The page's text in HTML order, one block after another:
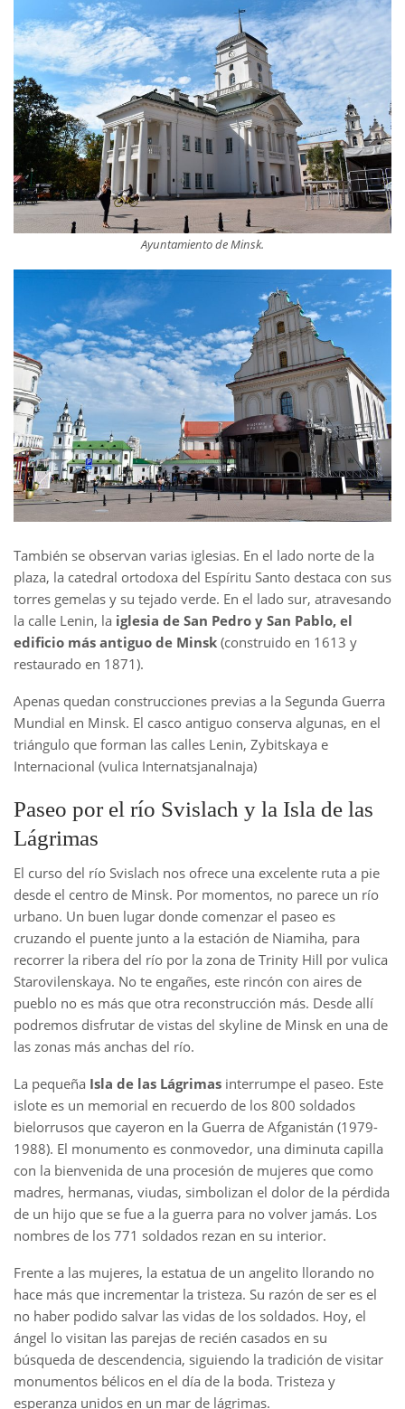
Ayuntamiento de Minsk.
También se observan varias iglesias. En el lado norte de la
plaza, la catedral ortodoxa del Espíritu Santo destaca con sus
torres gemelas y su tejado verde. En el lado sur, atravesando
la calle Lenin, la iglesia de San Pedro y San Pablo, el
edificio más antiguo de Minsk (construido en 1613 y
restaurado en 1871).
Apenas quedan construcciones previas a la Segunda Guerra
Mundial en Minsk. El casco antiguo conserva algunas, en el
triángulo que forman las calles Lenin, Zybitskaya e
Internacional (vulica Internatsjanalnaja)
Paseo por el río Svislach y la Isla de las
Lágrimas
El curso del río Svislach nos ofrece una excelente ruta a pie
desde el centro de Minsk. Por momentos, no parece un río
urbano. Un buen lugar donde comenzar el paseo es
cruzando el puente junto a la estación de Niamiha, para
recorrer la ribera del río por la zona de Trinity Hill por vulica
Starovilenskaya. No te engañes, este rincón con aires de
pueblo no es más que otra reconstrucción más. Desde allí
podremos disfrutar de vistas del skyline de Minsk en una de
las zonas más anchas del río.
La pequeña Isla de las Lágrimas interrumpe el paseo. Este
islote es un memorial en recuerdo de los 800 soldados
bielorrusos que cayeron en la Guerra de Afganistán (1979-
1988). El monumento es conmovedor, una diminuta capilla
con la bienvenida de una procesión de mujeres que como
madres, hermanas, viudas, simbolizan el dolor de la pérdida
de un hijo que se fue a la guerra para no volver jamás. Los
nombres de los 771 soldados rezan en su interior.
Frente a las mujeres, la estatua de un angelito llorando no
hace más que incrementar la tristeza. Su razón de ser es el
no haber podido salvar las vidas de los soldados. Hoy, el
ángel lo visitan las parejas de recién casados en su
búsqueda de descendencia, siguiendo la tradición de visitar
monumentos bélicos en el día de la boda. Tristeza y
esperanza unidos en un mar de lágrimas.